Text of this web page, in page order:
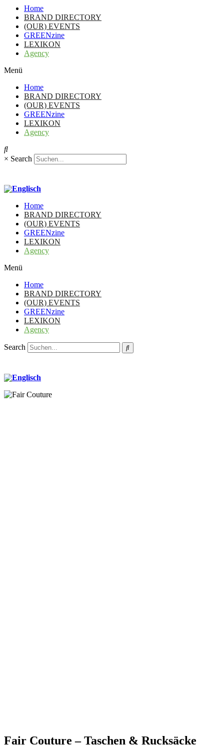
Home
BRAND DIRECTORY
(OUR) EVENTS
GREENzine
LEXIKON
Agency
Menü
Home
BRAND DIRECTORY
(OUR) EVENTS
GREENzine
LEXIKON
Agency
× Search
Home
BRAND DIRECTORY
(OUR) EVENTS
GREENzine
LEXIKON
Agency
Menü
Home
BRAND DIRECTORY
(OUR) EVENTS
GREENzine
LEXIKON
Agency
Search
Fair Couture – Taschen & Rucksäcke